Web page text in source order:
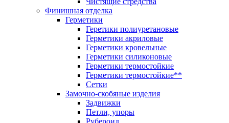
Финишная отделка
Герметики
Геретики полиуретановые
Герметики акриловые
Герметики кровельные
Герметики силиконовые
Герметики термостойкие
Герметики термостойкие**
Сетки
Замочно-скобяные изделия
Задвижки
Петли, упоры
Рубероид